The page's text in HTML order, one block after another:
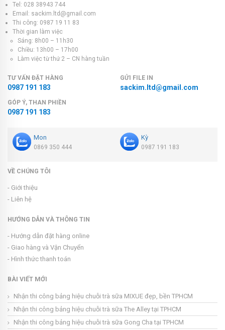
Tel: 028 38943 744
Email: sackim.ltd@gmail.com
Thi công: 0987 19 11 83
Thời gian làm việc
Sáng: 8h00 – 11h30
Chiều: 13h00 – 17h00
Làm việc từ thứ 2 – CN hàng tuần
TƯ VẤN ĐẶT HÀNG
0987 191 183
GỬI FILE IN
sackim.ltd@gmail.com
GÓP Ý, THAN PHIỀN
0987 191 183
Mon
0869 350 444
Kỳ
0987 191 183
VỀ CHÚNG TÔI
- Giới thiệu
- Liên hệ
HƯỚNG DẪN VÀ THÔNG TIN
- Hướng dẫn đặt hàng online
- Giao hàng và Vận Chuyển
- Hình thức thanh toán
BÀI VIẾT MỚI
Nhận thi công bảng hiệu chuỗi trà sữa MIXUE đẹp, bền TPHCM
Nhận thi công bảng hiệu chuỗi trà sữa The Alley tại TPHCM
Nhận thi công bảng hiệu chuỗi trà sữa Gong Cha tại TPHCM